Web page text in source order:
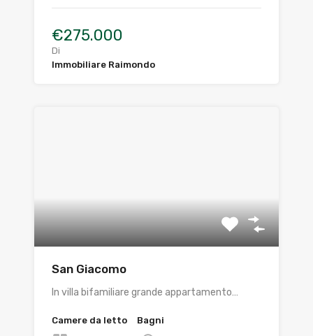
€275.000
Di
Immobiliare Raimondo
San Giacomo
In villa bifamiliare grande appartamento…
Camere da letto Bagni